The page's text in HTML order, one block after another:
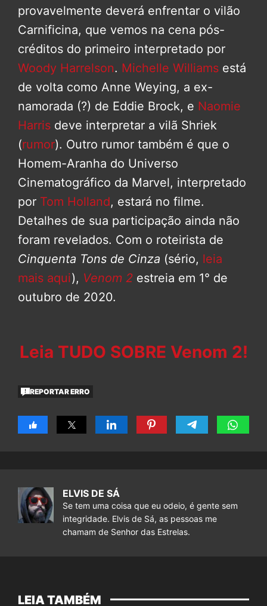
provavelmente deverá enfrentar o vilão
Carnificina, que vemos na cena pós-
créditos do primeiro interpretado por
Woody Harrelson. Michelle Williams está
de volta como Anne Weying, a ex-
namorada (?) de Eddie Brock, e Naomie
Harris deve interpretar a vilã Shriek
(rumor). Outro rumor também é que o
Homem-Aranha do Universo
Cinematográfico da Marvel, interpretado
por Tom Holland, estará no filme.
Detalhes de sua participação ainda não
foram revelados. Com o roteirista de
Cinquenta Tons de Cinza (sério, leia
mais aqui), Venom 2 estreia em 1° de
outubro de 2020.
Leia TUDO SOBRE Venom 2!
REPORTAR ERRO
ELVIS DE SÁ
Se tem uma coisa que eu odeio, é gente sem
integridade. Elvis de Sá, as pessoas me
chamam de Senhor das Estrelas.
LEIA TAMBÉM